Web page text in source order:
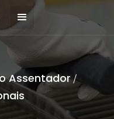
Assentador/